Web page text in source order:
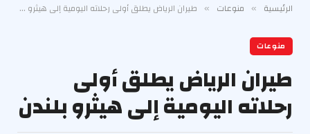
الرئيسية » منوعات » طيران الرياض يطلق أولى رحلاته اليومية إلى هيثرو بلندن
منوعات
طيران الرياض يطلق أولى
رحلاته اليومية إلى هيثرو بلندن